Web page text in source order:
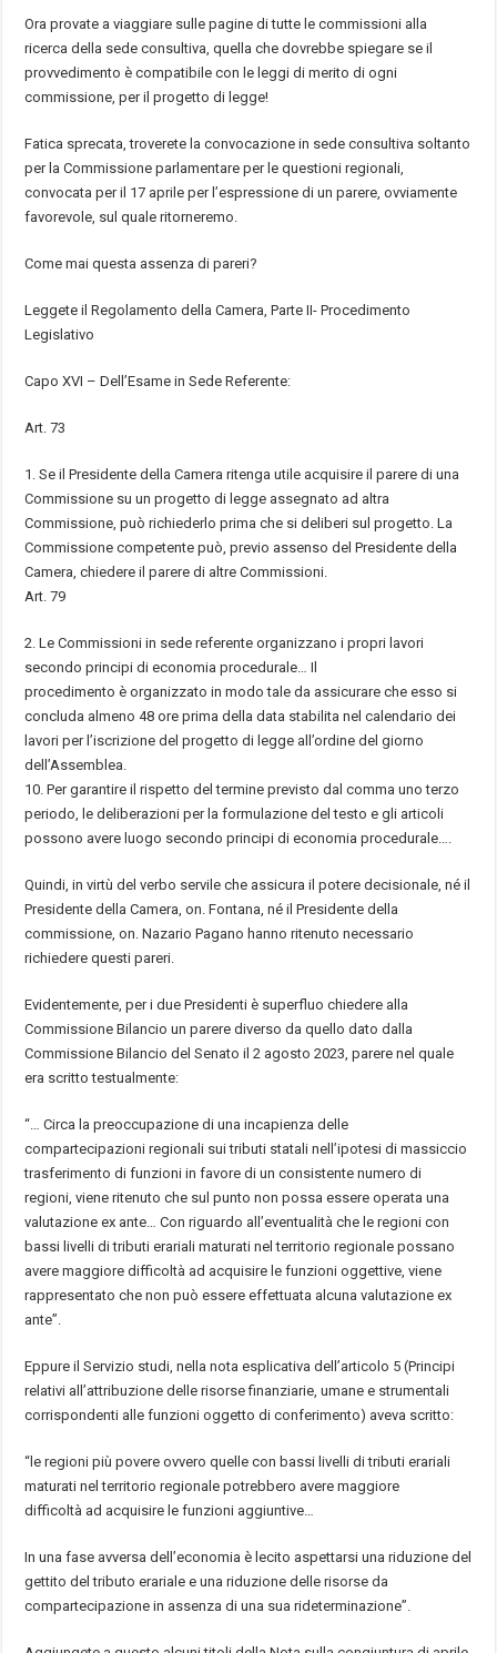
Ora provate a viaggiare sulle pagine di tutte le commissioni alla
ricerca della sede consultiva, quella che dovrebbe spiegare se il
provvedimentoècompatibile con le leggi di merito di ogni
commissione, per il progetto di legge!
Fatica sprecata, troverete la convocazione in sede consultiva soltanto
per la Commissione parlamentare per le questioni regionali,
convocata per il 17 aprile per l’espressione di un parere, ovviamente
favorevole, sul quale ritorneremo.
Come mai questa assenza di pareri?
Leggete il Regolamento della Camera, Parte II- Procedimento
Legislativo
Capo XVI – Dell’Esame in Sede Referente:
Art. 73
1.Se il Presidente della Camera ritenga utile acquisire il parere di una
Commissione su un progetto di legge assegnato ad altra
Commissione, puòrichiederlo prima che si deliberi sul progetto. La
Commissione competente può , previo assenso del Presidente della
Camera, chiedere il parere di altre Commissioni.
Art. 79
2.Le Commissioni in sede referente organizzano i propri lavori
secondo principi di economia procedurale …Il
procedimentoèorganizzato in modo tale da assicurare che esso si
concluda almeno 48 ore prima della data stabilita nel calendario dei
lavori per l’iscrizione del progetto di legge all’ordine del giorno
dell’Assemblea.
10. Per garantire il rispetto del termine previsto dal comma uno terzo
periodo, le deliberazioni per la formulazione del testo e gli articoli
possono avere luogo secondo principi di economia procedurale
Quindi, in virtùdel verbo servile che assicura il potere decisionale, néil
Presidente della Camera, on. Fontana, néil Presidente della
commissione, on. Nazario Pagano hanno ritenuto necessario
richiedere questi pareri.
Evidentemente, per i due Presidentiè superfluo chiedere alla
Commissione Bilancio un parere diverso da quello dato dalla
Commissione Bilancio del Senato il 2 agosto 2023, parere nel quale
era scritto testualmente:
“ …Circa la preoccupazione di una incapienza delle
compartecipazioni regionali sui tributi statali nell’ipotesi di massiccio
trasferimento di funzioni in favore di un consistente numero di
regioni, viene ritenuto che sul punto non possa essere operata una
valutazioneex ante …Con riguardo all’eventualitàche le regioni con
bassi livelli di tributi erariali maturati nel territorio regionale possano
avere maggiore difficoltà ad acquisire le funzioni oggettive, viene
rappresentato che non puòessere effettuata alcuna valutazioneex
ante”
Eppure il Servizio studi, nella nota esplicativa dell’articolo 5 (Principi
relativi all’attribuzione delle risorse finanziarie, umane e strumentali
corrispondenti alle funzioni oggetto di conferimento) aveva scritto:
“le regioni piùpovere ovvero quelle con bassi livelli di tributi erariali
maturati nel territorio regionale potrebbero avere maggiore
difficoltà ad acquisire le funzioni aggiuntive
In una fase avversa dell’economiaè lecito aspettarsi una riduzione del
gettito del tributo erariale e una riduzione delle risorse da
compartecipazione in assenza di una sua rideterminazione”